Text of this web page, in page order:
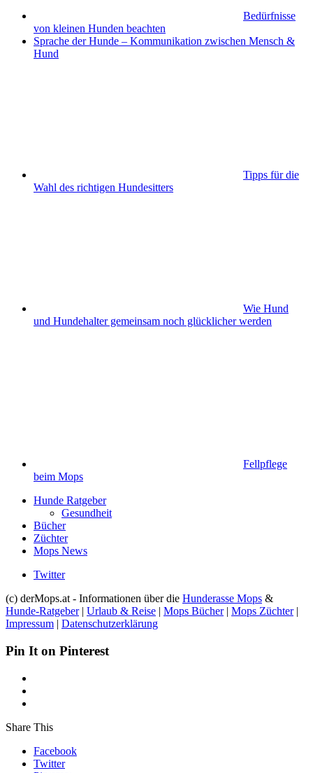
Bedürfnisse
von kleinen Hunden beachten
Sprache der Hunde – Kommunikation zwischen Mensch &
Hund
Tipps für die
Wahl des richtigen Hundesitters
Wie Hund
und Hundehalter gemeinsam noch glücklicher werden
Fellpflege
beim Mops
Hunde Ratgeber
Gesundheit
Bücher
Züchter
Mops News
Twitter
(c) derMops.at - Informationen über die Hunderasse Mops &
Hunde-Ratgeber| Urlaub & Reise | Mops Bücher| Mops Züchter|
Impressum | Datenschutzerklärung
Pin It on Pinterest
Share This
Facebook
Twitter